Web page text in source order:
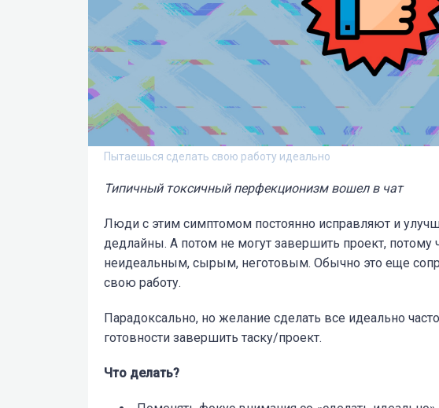
Пытаешься сделать свою работу идеально
Типичный токсичный перфекционизм вошел в чат
Люди с этим симптомом постоянно исправляют и
дедлайны. А потом не могут завершить проект, потому
неидеальным, сырым, неготовым. Обычно это еще
свою работу.
Парадоксально, но желание сделать все идеально
готовности завершить таску/проект.
Что делать?